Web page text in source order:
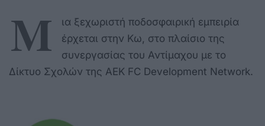
Μ
ια ξεχωριστή ποδοσφαιρική εμπειρία
έρχεται στην Κω, στο πλαίσιο της
συνεργασίας του Αντίμαχου με το
Δίκτυο Σχολών της ΑΕΚ FC Development Network.